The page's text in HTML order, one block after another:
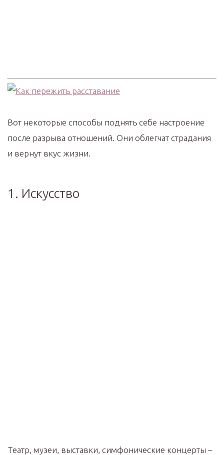
Вот некоторые способы поднять себе настроение
после разрыва отношений. Они облегчат страдания
и вернут вкус жизни.
1. Искусство
Театр, музеи, выставки, симфонические концерты –